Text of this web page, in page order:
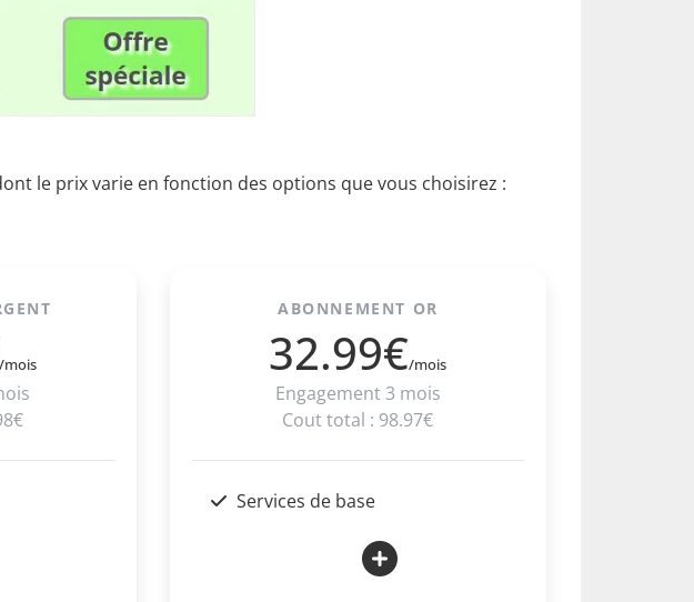
le prix varie en fonction des options que vous choisirez :
/mois
ABONNEMENT OR
32.99€/mois
Engagement 3 mois
Cout total : 98.97€
Services de base